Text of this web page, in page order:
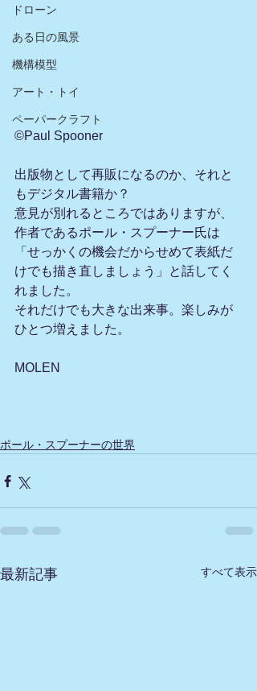
ドローン
ある日の風景
機構模型
アート・トイ
ペーパークラフト
©︎Paul Spooner
出版物として再販になるのか、それと
もデジタル書籍か？
意見が別れるところではありますが、
作者であるポール・スプーナー氏は
「せっかくの機会だからせめて表紙だ
けでも描き直しましょう」と話してく
れました。
それだけでも大きな出来事。楽しみが
ひとつ増えました。
MOLEN
ポール・スプーナーの世界
最新記事 すべて表示